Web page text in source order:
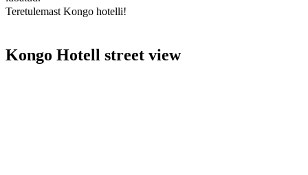
Teretulemast Kongo hotelli!
Kongo Hotell street view